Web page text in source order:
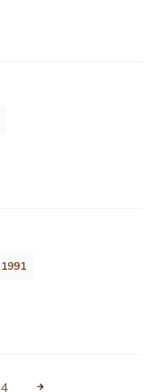
1991
4